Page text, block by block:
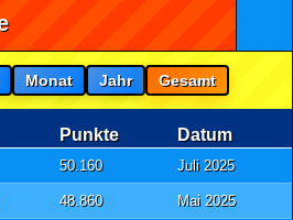
Monat Jahr Gesamt
Punkte Datum
50.160 Juli 2025
48.860 Mai 2025